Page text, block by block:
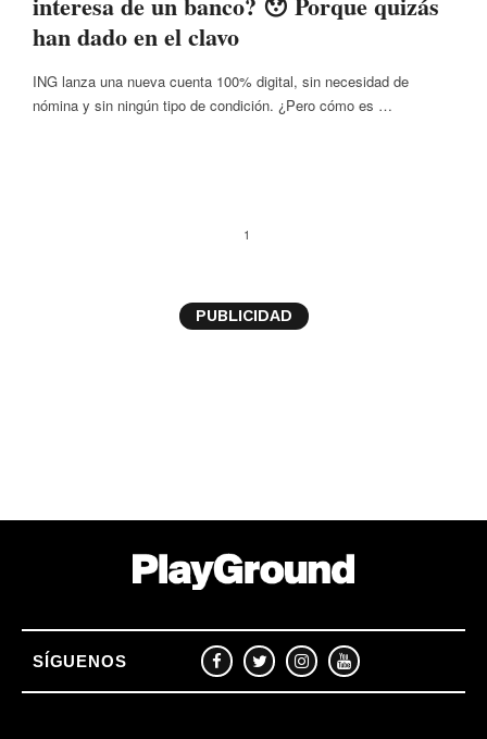
han dado en el clavo
ING lanza una nueva cuenta 100% digital, sin necesidad de
nómina y sin ningún tipo de condición. ¿Pero cómo es …
1
PUBLICIDAD
SÍGUENOS